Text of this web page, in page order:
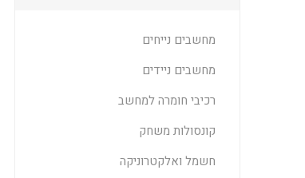
מחשבים נייחים
מחשבים ניידים
רכיבי חומרה למחשב
קונסולות משחק
חשמל ואלקטרוניקה